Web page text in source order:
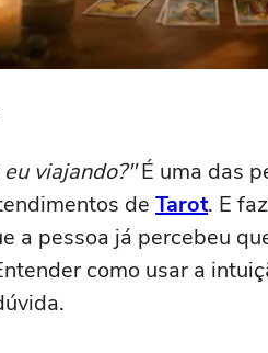
viajando?"É uma das
de Tarot. E
a pessoa já percebeu
como usar a